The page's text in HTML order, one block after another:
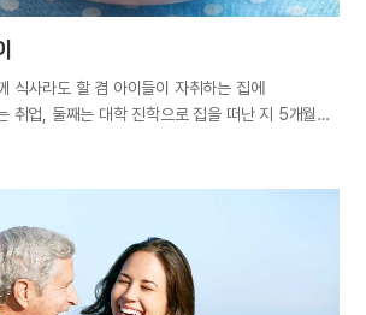
식사라도 할 겸 아이들이 자취하는 집에
취업, 둘째는 대학 진학으로 집을 떠난 지 5개월이
때 반가움은 잠시, 잔소리만 늘어놓다가 그만
다 더 속상한 듯했다. 다시는 반찬을 안 해줄 것
그렇게 만들어? 용돈이나 주고 오면 될걸.”
핀잔하듯 말하며, 식탁에 벌여놓은 반찬을
장조림 그리고 오이소박이. 아내가 오이소박이를